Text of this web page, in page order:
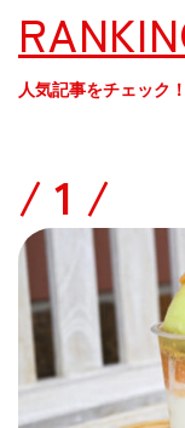
人気記事をチェック！
/